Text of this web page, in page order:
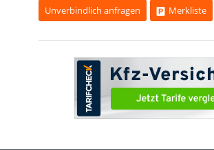
Unverbindlich anfragen Merkliste